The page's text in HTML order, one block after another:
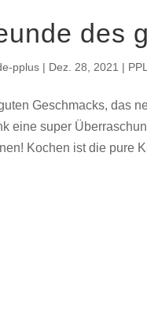
des
pplus | Dez. 28, 2021 |
Geschmacks, das
eine super
Kochen ist die pure